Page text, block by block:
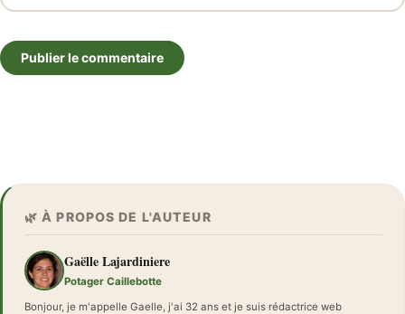
Publier le commentaire
🌿 À PROPOS DE L'AUTEUR
Gaëlle Lajardiniere
Potager Caillebotte
Bonjour, je m'appelle Gaelle, j'ai 32 ans et je suis rédactrice web